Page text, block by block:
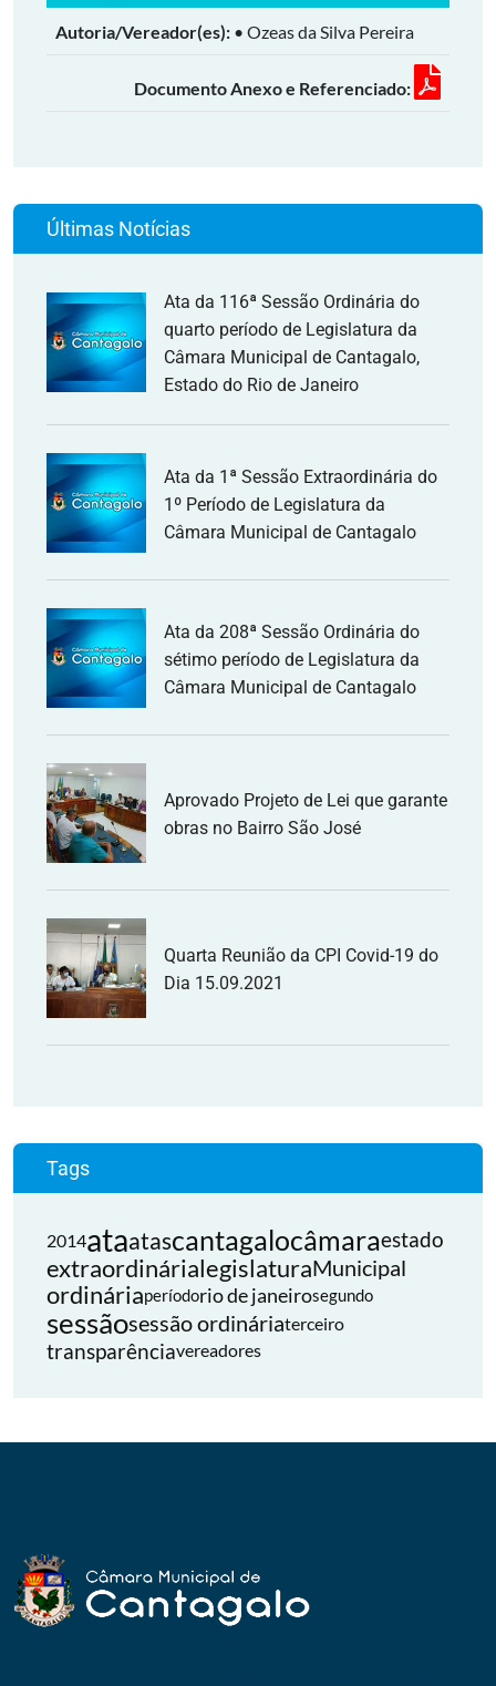
Autoria/Vereador(es): • Ozeas da Silva Pereira
Documento Anexo e Referenciado:
Últimas Notícias
Ata da 116ª Sessão Ordinária do
quarto período de Legislatura da
Câmara Municipal de Cantagalo,
Estado do Rio de Janeiro
Ata da 1ª Sessão Extraordinária do
1º Período de Legislatura da
Câmara Municipal de Cantagalo
Ata da 208ª Sessão Ordinária do
sétimo período de Legislatura da
Câmara Municipal de Cantagalo
Aprovado Projeto de Lei que garante
obras no Bairro São José
Quarta Reunião da CPI Covid-19 do
Dia 15.09.2021
Tags
2014ataatascantagalocâmaraestado
extraordinárialegislaturaMunicipal
ordináriaperíodorio de janeirosegundo
sessãosessão ordináriaterceiro
transparênciavereadores